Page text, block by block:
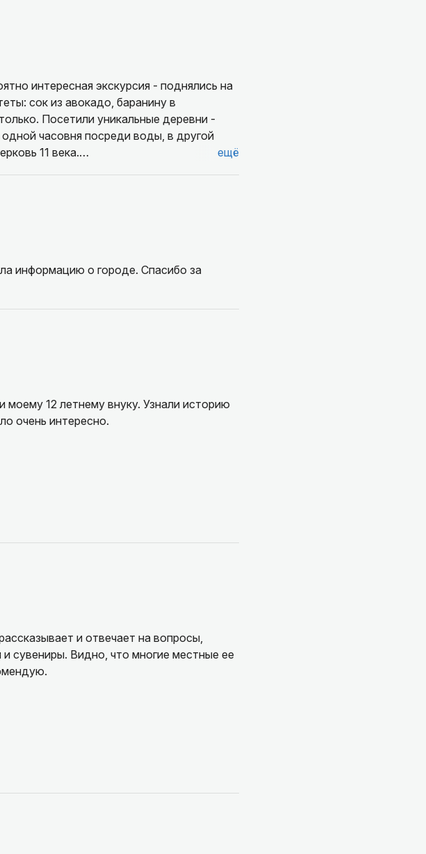
интересная экскурсия - поднялись на
сок из авокадо, баранину в
Посетили уникальные деревни -
часовня посреди воды, в другой
11 века.
ещё
информацию о городе. Спасибо за
12 летнему внуку. Узнали историю
очень интересно.
и отвечает на вопросы,
сувениры. Видно, что многие местные ее